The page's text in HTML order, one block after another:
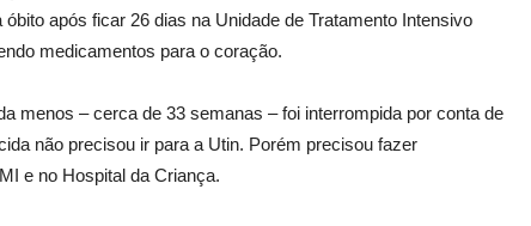
após ficar 26 dias na Unidade de Tratamento Intensivo
medicamentos para o coração.
menos – cerca de 33 semanas – foi interrompida por conta de
não precisou ir para a Utin. Porém precisou fazer
e no Hospital da Criança.